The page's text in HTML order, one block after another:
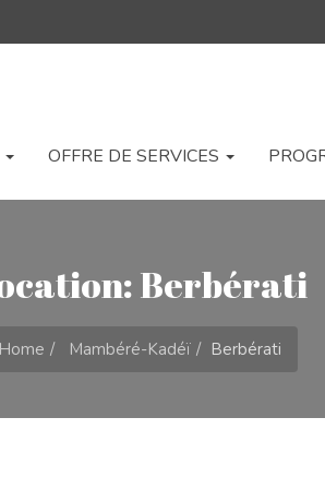
OFFRE DE SERVICES
Berbérati
Home Mambéré-Kadéï Berbérati